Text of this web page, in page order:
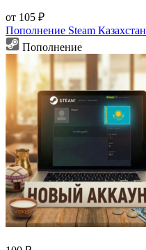
от 105 ₽
Пополнение Steam Казахстан
Пополнение